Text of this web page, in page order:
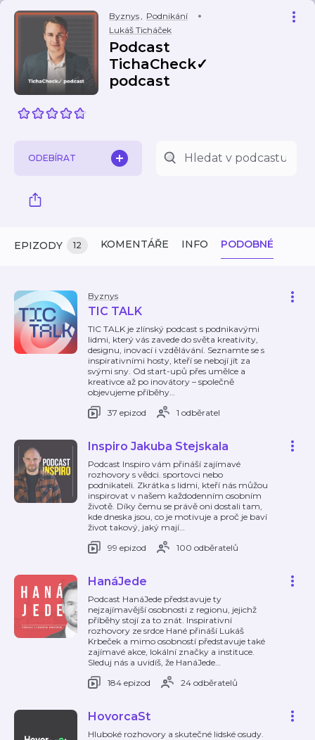
Byznys, Podnikání
Lukáš Ticháček
Podcast
TichaCheck✓
podcast
ODEBÍRAT
EPIZODY 12 KOMENTÁŘE INFO PODOBNÉ
Byznys
TIC TALK
TIC TALK je zlínský podcast s podnikavými
lidmi, který vás zavede do světa kreativity,
designu, inovací i vzdělávání. Seznamte se s
inspirativními hosty, kteří se nebojí jít za
svými sny. Od start-upů přes umělce a
kreativce až po inovátory – společně
objevujeme příběhy…
37 epizod
1 odběratel
Inspiro Jakuba Stejskala
Podcast Inspiro vám přináší zajímavé
rozhovory s vědci. sportovci nebo
podnikateli. Zkrátka s lidmi, kteří nás můžou
inspirovat v našem každodenním osobním
životě. Díky čemu se právě oni dostali tam,
kde dneska jsou, co je motivuje a proč je baví
život takový, jaký mají…
99 epizod
100 odběratelů
HanáJede
Podcast HanáJede představuje ty
nejzajímavější osobnosti z regionu, jejichž
příběhy stojí za to znát. Inspirativní
rozhovory ze srdce Hané přináší Lukáš
Krbeček a mimo osobností představuje také
zajímavé akce, lokální značky a instituce.
Sleduj nás a uvidíš, že HanáJede…
184 epizod
24 odběratelů
HovorcaSt
Hluboké rozhovory a skutečné lidské osudy.